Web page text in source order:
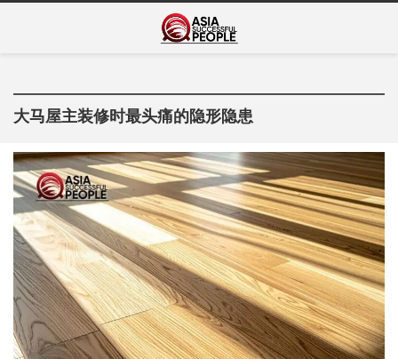
Asia Successful
People
大马屋主装修时最头痛的隐形隐患